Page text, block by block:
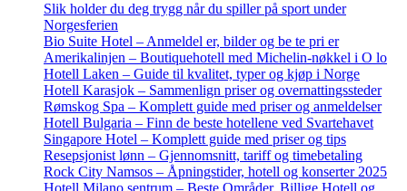
Slik holder du deg trygg når du spiller på sport under
Norgesferien
Bio Suite Hotel – Anmeldel er, bilder og be te pri er
Amerikalinjen – Boutiquehotell med Michelin-nøkkel i O lo
Hotell Laken – Guide til kvalitet, typer og kjøp i Norge
Hotell Karasjok – Sammenlign priser og overnattingssteder
Rømskog Spa – Komplett guide med priser og anmeldelser
Hotell Bulgaria – Finn de beste hotellene ved Svartehavet
Singapore Hotel – Komplett guide med priser og tips
Resepsjonist lønn – Gjennomsnitt, tariff og timebetaling
Rock City Namsos – Åpningstider, hotell og konserter 2025